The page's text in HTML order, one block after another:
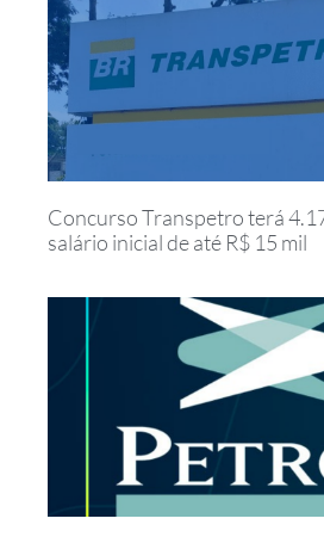
Concurso Transpetro terá
salário inicial de até R$ 15 mil